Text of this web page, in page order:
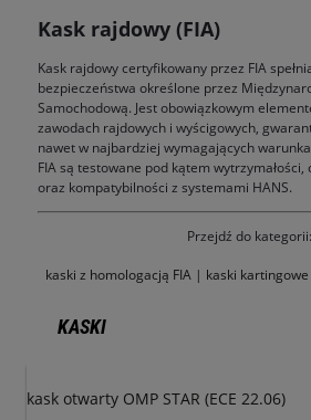
Kask rajdowy (FIA)
Kask rajdowy certyfikowany przez FIA
bezpieczeństwa określone przez
Samochodową. Jest obowiązkowym
zawodach rajdowych i wyścigowych,
nawet w najbardziej wymagających
FIA są testowane pod kątem
oraz kompatybilności z systemami HANS.
Przejdź do kategorii:
kaski z homologacją FIA | kaski kartingowe
KASKI
kask otwarty OMP STAR (ECE 22.06)